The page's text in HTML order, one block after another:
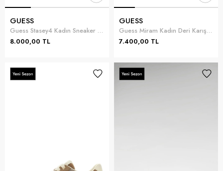
GUESS
Guess Stasey4 Kadın Sneaker Siyah
8.000,00 TL
GUESS
Guess Miram Kadın Deri Karışımlı Sneaker Siyah
7.400,00 TL